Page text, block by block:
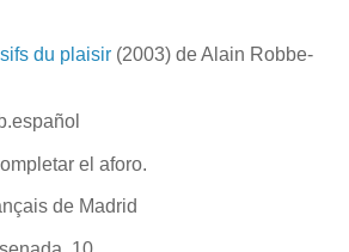
du plaisir (2003) de Alain Robbe-
el aforo.
de Madrid